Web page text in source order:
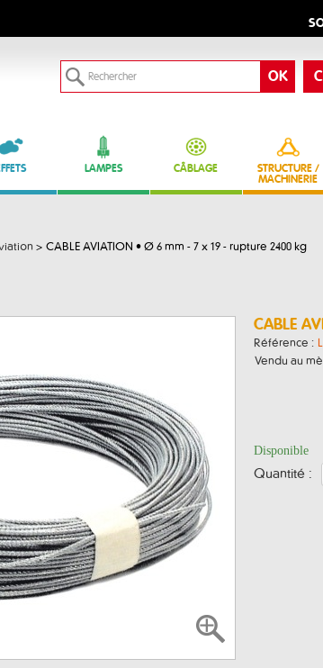
LAMPES CÂBLAGE
STRUCTURE /
MACHINERIE
> CABLE AVIATION • Ø 6 mm - 7 x 19 - rupture 2400 kg
CABLE
Référence :
Vendu au
Disponible
quantité :